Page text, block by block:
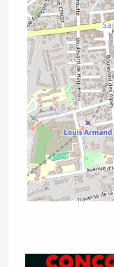
Vignette